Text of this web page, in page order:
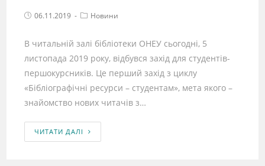
06.11.2019 Новини
В читальній залі бібліотеки ОНЕУ сьогодні, 5
листопада 2019 року, відбувся захід для студентів-
першокурсників. Це перший захід з циклу
«Бібліографічні ресурси – студентам», мета якого –
знайомство нових читачів з…
ЧИТАТИ ДАЛІ